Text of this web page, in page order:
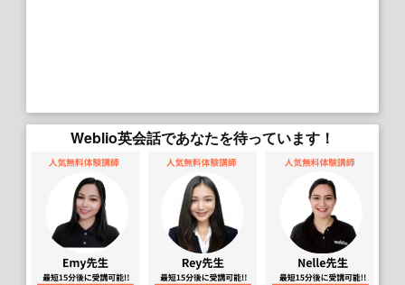
Weblio英会話であなたを待っています！